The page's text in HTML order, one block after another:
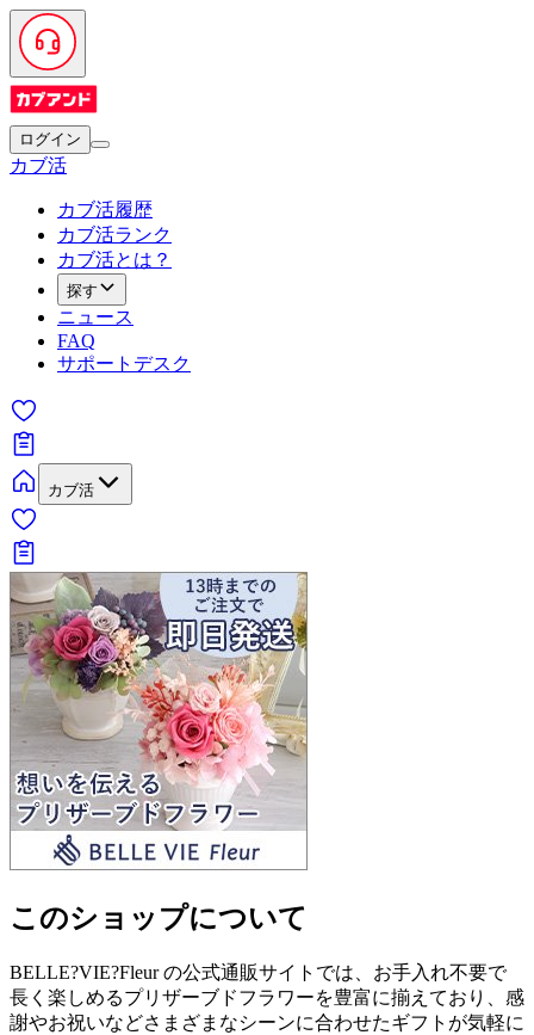
ログイン
カブ活
カブ活履歴
カブ活ランク
カブ活とは？
探す
ニュース
FAQ
サポートデスク
カブ活
このショップについて
BELLE?VIE?Fleur の公式通販サイトでは、お手入れ不要で
長く楽しめるプリザーブドフラワーを豊富に揃えており、感
謝やお祝いなどさまざまなシーンに合わせたギフトが気軽に